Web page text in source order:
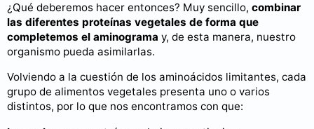
¿Qué deberemos hacer entonces? Muy sencillo, combinar
las diferentes proteínas vegetales de forma que
completemos el aminograma y, de esta manera, nuestro
organismo pueda asimilarlas.
Volviendo a la cuestión de los aminoácidos limitantes, cada
grupo de alimentos vegetales presenta uno o varios
distintos, por lo que nos encontramos con que: